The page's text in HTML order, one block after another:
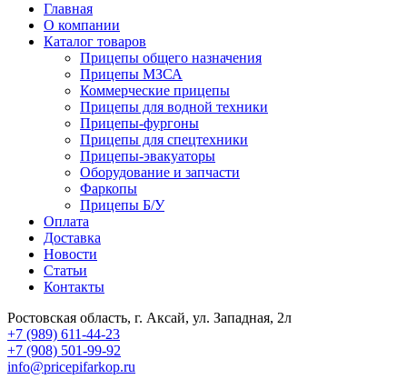
Главная
О компании
Каталог товаров
Прицепы общего назначения
Прицепы МЗСА
Коммерческие прицепы
Прицепы для водной техники
Прицепы-фургоны
Прицепы для спецтехники
Прицепы-эвакуаторы
Оборудование и запчасти
Фаркопы
Прицепы Б/У
Оплата
Доставка
Новости
Статьи
Контакты
Ростовская область, г. Аксай, ул. Западная, 2л
+7 (989) 611-44-23
+7 (908) 501-99-92
info@pricepifarkop.ru